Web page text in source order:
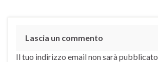
Lascia un commento
Il tuo indirizzo email non sarà pubblicato.